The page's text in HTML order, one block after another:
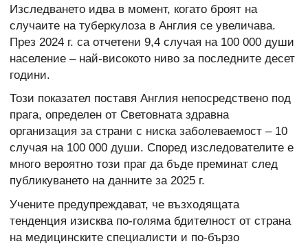
Изследването идва в момент, когато броят на
случаите на туберкулоза в Англия се увеличава.
През 2024 г. са отчетени 9,4 случая на 100 000 души
население – най-високото ниво за последните десет
години.
Този показател поставя Англия непосредствено под
прага, определен от Световната здравна
организация за страни с ниска заболеваемост – 10
случая на 100 000 души. Според изследователите е
много вероятно този праг да бъде преминат след
публикуването на данните за 2025 г.
Учените предупреждават, че възходящата
тенденция изисква по-голяма бдителност от страна
на медицинските специалисти и по-бързо